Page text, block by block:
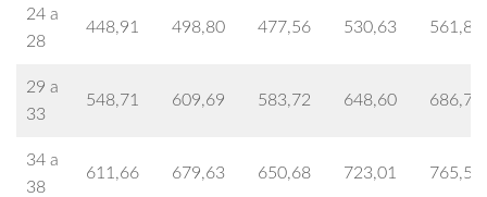
24 a
28
448,91 498,80 477,56 530,63 561,84
29 a
33
548,71 609,69 583,72 648,60 686,73
34 a
38
611,66 679,63 650,68 723,01 765,53